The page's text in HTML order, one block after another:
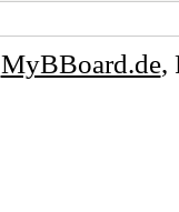
MyBBoard.de,